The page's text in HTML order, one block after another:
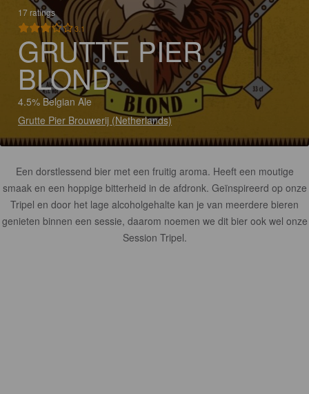
17 ratings
3.1
GRUTTE PIER
BLOND
4.5% Belgian Ale
Grutte Pier Brouwerij (Netherlands)
Een dorstlessend bier met een fruitig aroma. Heeft een moutige
smaak en een hoppige bitterheid in de afdronk. Geïnspireerd op onze
Tripel en door het lage alcoholgehalte kan je van meerdere bieren
genieten binnen een sessie, daarom noemen we dit bier ook wel onze
Session Tripel.